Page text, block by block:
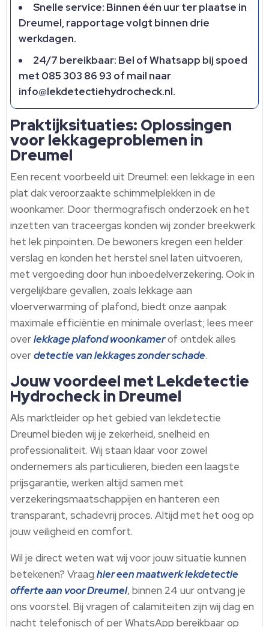
Snelle service: Binnen één uur ter plaatse in
Dreumel, rapportage volgt binnen drie
werkdagen.​
24/7 bereikbaar: Bel of Whatsapp bij spoed
met 085 303 86 93 of mail naar
info@lekdetectiehydrocheck.​nl.​
Praktijksituaties: Oplossingen
voor lekkageproblemen in
Dreumel
Een recent voorbeeld uit Dreumel: een lekkage in een
plat dak veroorzaakte schimmelplekken in de
woonkamer.​ Door thermografisch onderzoek en het
inzetten van traceergas konden wij zonder breekwerk
het lek pinpointen.​ De bewoners kregen een helder
verslag en konden het herstel snel laten uitvoeren,
met vergoeding door hun inboedelverzekering.​ Ook in
vergelijkbare gevallen, zoals lekkage aan
vloerverwarming of plafond, biedt onze aanpak
maximale efficiëntie en minimale overlast; lees meer
overlekkage plafond woonkamerof ontdek alles
overdetectie van lekkages zonder schade.​
Jouw voordeel met Lekdetectie
Hydrocheck in Dreumel
Als marktleider op het gebied van lekdetectie
Dreumel bieden wij je zekerheid, snelheid en
professionaliteit.​ Wij staan klaar voor zowel
ondernemers als particulieren, bieden een laagste
prijsgarantie, werken altijd samen met
verzekeringsmaatschappijen en hanteren een
transparant, schadevrij proces.​ Altijd met het oog op
jouw veiligheid en comfort.​
Wil je direct weten wat wij voor jouw situatie kunnen
betekenen? Vraaghier een maatwerk lekdetectie
offerte aan voor Dreumel, binnen 24 uur ontvang je
ons voorstel.​ Bij vragen of calamiteiten zijn wij dag en
nacht telefonisch of per WhatsApp bereikbaar op